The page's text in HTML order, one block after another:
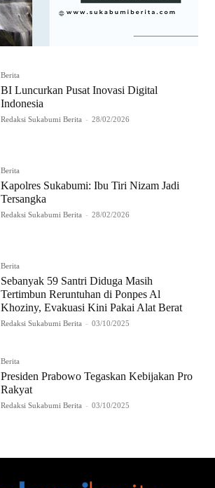
Berita
BI Luncurkan Pusat Inovasi Digital
Indonesia
Redaksi Sukabumi Berita - 28/02/2026
Berita
Kapolres Sukabumi: Ibu Tiri Nizam Jadi
Tersangka
Redaksi Sukabumi Berita - 28/02/2026
Berita
Sebanyak 59 Santri Diduga Masih
Tertimbun Reruntuhan di Ponpes Al
Khoziny, Evakuasi Kini Pakai Alat Berat
Redaksi Sukabumi Berita - 03/10/2025
Berita
Presiden Prabowo Tegaskan Kebijakan Pro
Rakyat
Redaksi Sukabumi Berita - 03/10/2025